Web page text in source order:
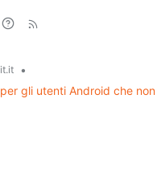
•
gli utenti Android che non